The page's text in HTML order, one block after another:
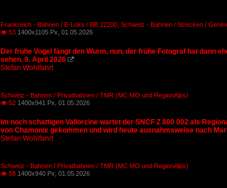
Frankreich - Bahnen / E-Loks / BB 22200 Schweiz - Bahnen / Strecken /
 53 1400x1105 Px, 01.05.2026
Der frühe Vogel fängt den Wurm, nun, der frühe Fotograf hat dann
sehen. 9. April 2026 
Stefan Wohlfahrt
Schweiz - Bahnen / Privatbahnen / TMR (MC MO und RegionAlps)
 52 1400x941 Px, 01.05.2026
Im noch schattigen Vallorcine wartet der SNCF Z 800 002 als
von Chamonix gekommen und wird heute ausnahmsweise nach
Stefan Wohlfahrt
Schweiz - Bahnen / Privatbahnen / TMR (MC MO und RegionAlps)
 58 1400x940 Px, 01.05.2026